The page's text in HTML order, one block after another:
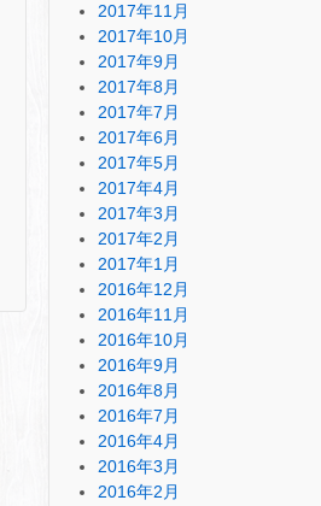
2017年11月
2017年10月
2017年9月
2017年8月
2017年7月
2017年6月
2017年5月
2017年4月
2017年3月
2017年2月
2017年1月
2016年12月
2016年11月
2016年10月
2016年9月
2016年8月
2016年7月
2016年4月
2016年3月
2016年2月